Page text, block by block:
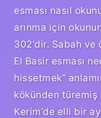
esması nasıl
arınma için
302’dir. Sabah
El Basir esması
hissetmek”
kökünden türemiş
Kerim’de elli bir